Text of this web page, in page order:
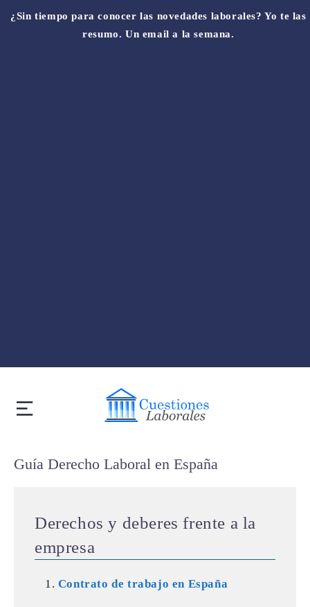
¿Sin tiempo para conocer las novedades laborales? Yo te las
resumo. Un email a la semana.
Guía Derecho Laboral en España
Derechos y deberes frente a la
empresa
Contrato de trabajo en España